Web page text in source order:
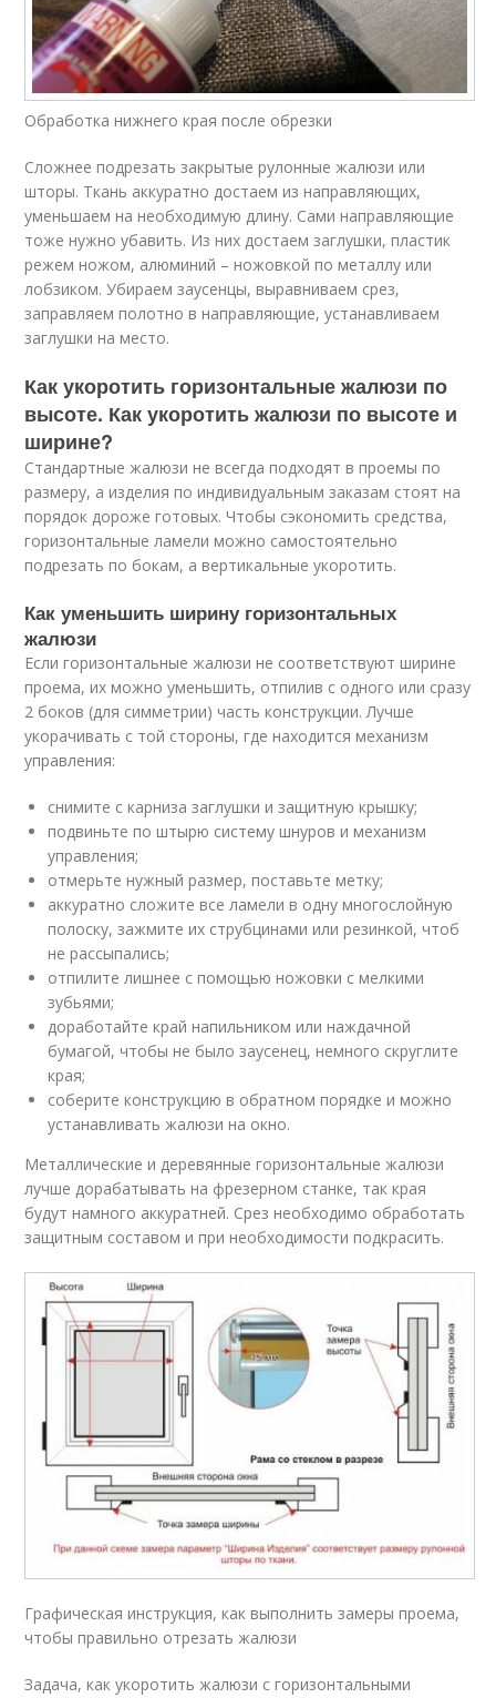
Обработка нижнего края после обрезки
Сложнее подрезать закрытые рулонные жалюзи или
шторы. Ткань аккуратно достаем из направляющих,
уменьшаем на необходимую длину. Сами направляющие
тоже нужно убавить. Из них достаем заглушки, пластик
режем ножом, алюминий – ножовкой по металлу или
лобзиком. Убираем заусенцы, выравниваем срез,
заправляем полотно в направляющие, устанавливаем
заглушки на место.
Как укоротить горизонтальные жалюзи по
высоте. Как укоротить жалюзи по высоте и
ширине?
Стандартные жалюзи не всегда подходят в проемы по
размеру, а изделия по индивидуальным заказам стоят на
порядок дороже готовых. Чтобы сэкономить средства,
горизонтальные ламели можно самостоятельно
подрезать по бокам, а вертикальные укоротить.
Как уменьшить ширину горизонтальных
жалюзи
Если горизонтальные жалюзи не соответствуют ширине
проема, их можно уменьшить, отпилив с одного или сразу
2 боков (для симметрии) часть конструкции. Лучше
укорачивать с той стороны, где находится механизм
управления:
снимите с карниза заглушки и защитную крышку;
подвиньте по штырю систему шнуров и механизм
управления;
отмерьте нужный размер, поставьте метку;
аккуратно сложите все ламели в одну многослойную
полоску, зажмите их струбцинами или резинкой, чтоб
не рассыпались;
отпилите лишнее с помощью ножовки с мелкими
зубьями;
доработайте край напильником или наждачной
бумагой, чтобы не было заусенец, немного скруглите
края;
соберите конструкцию в обратном порядке и можно
устанавливать жалюзи на окно.
Металлические и деревянные горизонтальные жалюзи
лучше дорабатывать на фрезерном станке, так края
будут намного аккуратней. Срез необходимо обработать
защитным составом и при необходимости подкрасить.
Графическая инструкция, как выполнить замеры проема,
чтобы правильно отрезать жалюзи
Задача, как укоротить жалюзи с горизонтальными